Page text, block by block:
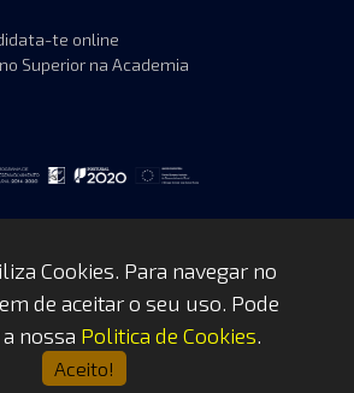
te online
Superior na Academia
© 2026 by FAP - DCSI -
WEBTEAM
Cookies. Para navegar no
de aceitar o seu uso. Pode
nossa Politica de Cookies.
Aceito!